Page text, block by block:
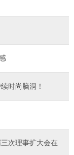
时尚脑洞！
次理事扩大会在